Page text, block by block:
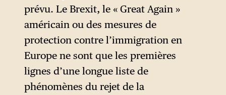
prévu. Le Brexit, le « Great Again »
américain ou des mesures de
protection contre l’immigration en
Europe ne sont que les premières
lignes d’une longue liste de
phénomènes du rejet de la